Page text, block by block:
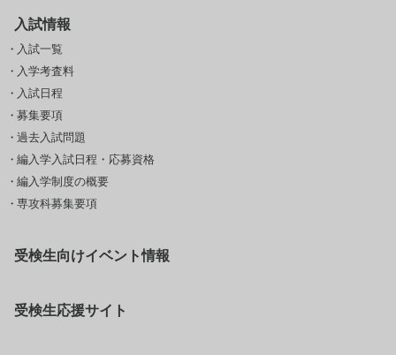
入試情報
入試一覧
入学考査料
入試日程
募集要項
過去入試問題
編入学入試日程・応募資格
編入学制度の概要
専攻科募集要項
受検生向けイベント情報
受検生応援サイト